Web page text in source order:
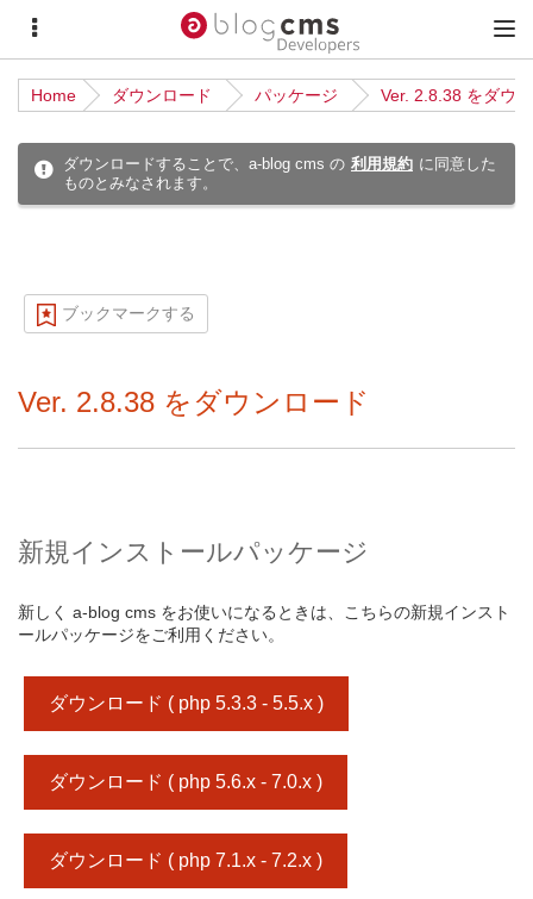
サ
イ
ド
メ
ニ
メ
イ
ン
メ
Home ダウンロード パッケージ Ver. 2.8.38 をダウ
ダウンロードすることで、a-blog cms の 利用規約 に同意した
ものとみなされます。
ブックマークする
Ver. 2.8.38 をダウンロード
新規インストールパッケージ
新しく a-blog cms をお使いになるときは、こちらの新規インスト
ールパッケージをご利用ください。
ダウンロード ( php 5.3.3 - 5.5.x )
ダウンロード ( php 5.6.x - 7.0.x )
ダウンロード ( php 7.1.x - 7.2.x )